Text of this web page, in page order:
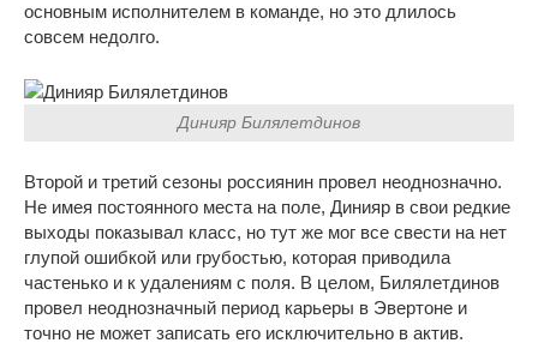
основным исполнителем в команде, но это длилось
совсем недолго.
Динияр Билялетдинов
Второй и третий сезоны россиянин провел неоднозначно.
Не имея постоянного места на поле, Динияр в свои редкие
выходы показывал класс, но тут же мог все свести на нет
глупой ошибкой или грубостью, которая приводила
частенько и к удалениям с поля. В целом, Билялетдинов
провел неоднозначный период карьеры в Эвертоне и
точно не может записать его исключительно в актив.